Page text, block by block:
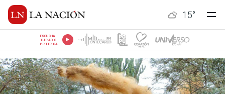
15°
ESCUCHÁ
TU RADIO
PREFERIDA